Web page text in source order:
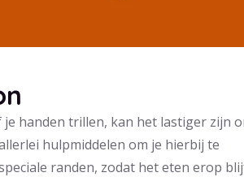
handen trillen, kan het lastiger zijn
hulpmiddelen om je hierbij te
randen, zodat het eten erop